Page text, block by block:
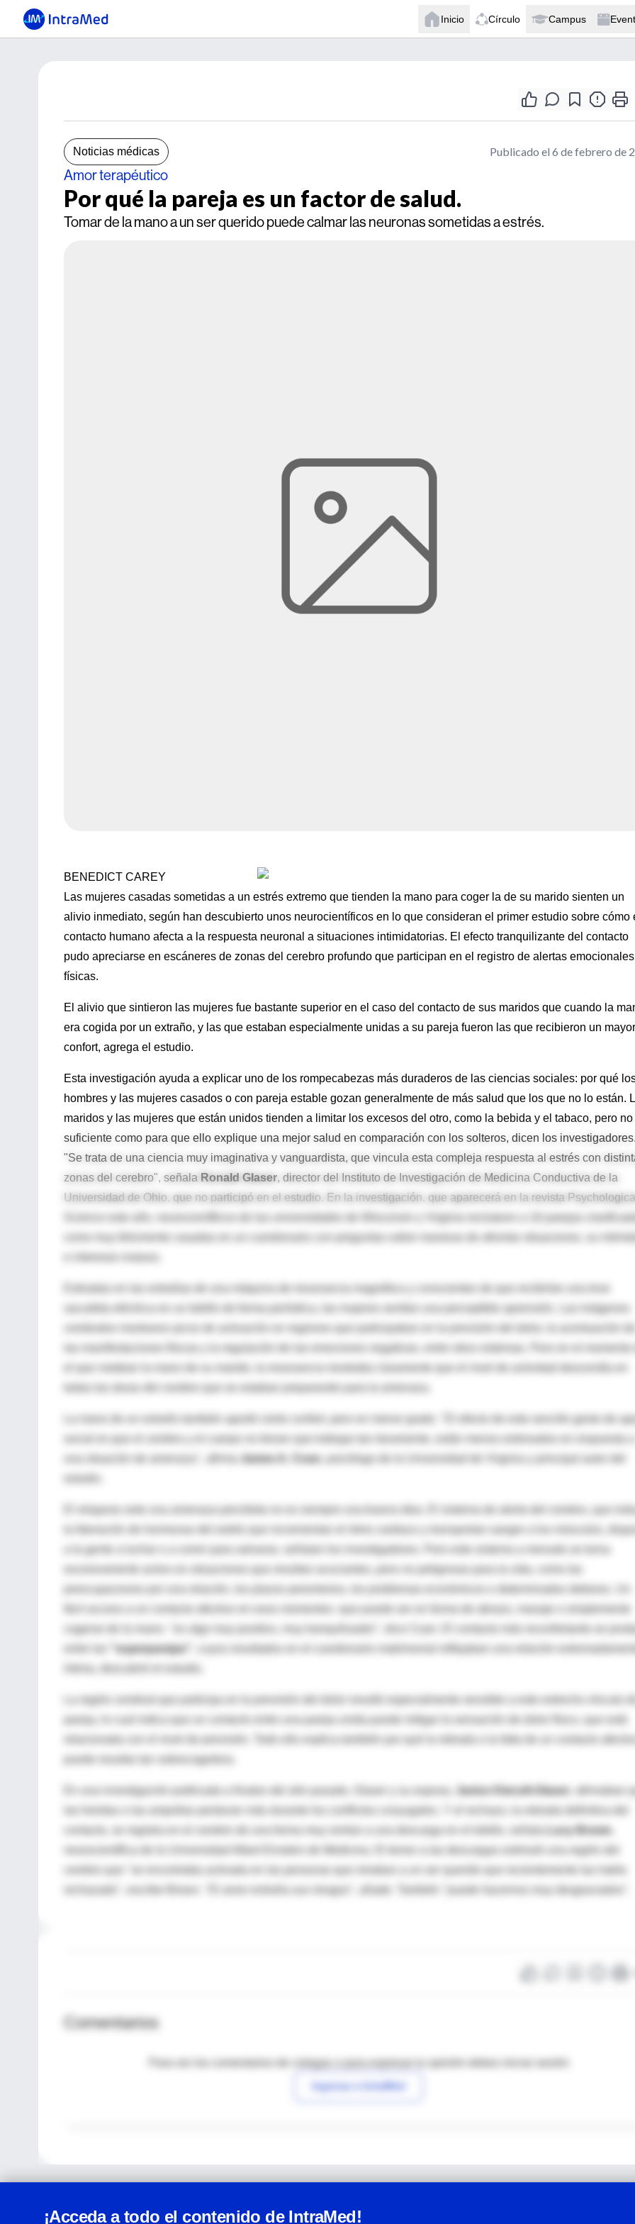
Inicio Círculo Campus
Noticias médicas Publicado el 6 de febrero de
Amor terapéutico
Por qué la pareja es un factor de salud.
Tomar de la mano a un ser querido puede calmar las neuronas sometidas a estrés.
BENEDICT CAREY
Las mujeres casadas sometidas a un estrés extremo que tienden la mano para coger la de su marido sienten un
alivio inmediato, según han descubierto unos neurocientíficos en lo que consideran el primer estudio sobre cómo
contacto humano afecta a la respuesta neuronal a situaciones intimidatorias. El efecto tranquilizante del contacto
pudo apreciarse en escáneres de zonas del cerebro profundo que participan en el registro de alertas
físicas.
El alivio que sintieron las mujeres fue bastante superior en el caso del contacto de sus maridos que cuando la
era cogida por un extraño, y las que estaban especialmente unidas a su pareja fueron las que recibieron un mayor
confort, agrega el estudio.
Esta investigación ayuda a explicar uno de los rompecabezas más duraderos de las ciencias sociales: por qué
hombres y las mujeres casados o con pareja estable gozan generalmente de más salud que los que no lo están.
maridos y las mujeres que están unidos tienden a limitar los excesos del otro, como la bebida y el tabaco, pero
suficiente como para que ello explique una mejor salud en comparación con los solteros, dicen los
"Se trata de una ciencia muy imaginativa y vanguardista, que vincula esta compleja respuesta al estrés con
zonas del cerebro", señala Ronald Glaser, director del Instituto de Investigación de Medicina Conductiva de la
Universidad de Ohio, que no participó en el estudio. En la investigación, que aparecerá en la revista
Science este año, neurocientíficos de las universidades de Wisconsin y Virginia reclutaron a 16 parejas
como muy felizmente casadas en un cuestionario con preguntas sobre maneras de afrontar situaciones, su
Estiradas en las entrañas de una máquina de resonancia magnética y conscientes de que recibirían una leve
sacudida eléctrica en un tobillo de forma periódica, las mujeres sentían una perceptible aprensión. Las imágenes
cerebrales mostraron picos de activación en regiones que participaban en la previsión del dolor, la acentuación
las manifestaciones físicas y la regulación de las emociones negativas, entre otros sistemas. Pero en el momento
La mano de un extraño también aportó cierto confort, pero en menor grado. "El efecto de este sencillo gesto de
James A. Coan
, psicólogo de la Universidad de Virginia y principal autor del
la liberación de hormonas del estrés que incrementan el ritmo cardiaco y transportan sangre a los músculos,
a la gente a luchar o a correr para salvarse, señalan los investigadores. Pero este sistema a menudo se torna
excesivamente activo en situaciones que resultan acuciantes, pero no peligrosas para la vida, como las
preocupaciones por una relación, los plazos perentorios, los problemas económicos o determinados deberes. Un
fácil acceso a un contacto afectivo en esos momentos -que puede ser en forma de abrazo, masaje o simplemente
cogerse de la mano- "es algo muy positivo, muy tranquilizador", dice Coan. El contacto más reconfortante se
"superparejas"
La región cerebral que participa en la previsión del dolor resultó especialmente sensible a este estrecho vínculo
pareja, lo cual indica que un contacto entre una pareja unida puede mitigar la sensación de dolor físico, que está
puede resultar tan sobrecogedora.
En una investigación publicada a finales del año pasado, Glaser y su esposa, Janice Kiecolt-Glaser
las heridas o las ampollas perduran más durante los conflictos conyugales. Y el rechazo, la retirada definitiva del
contacto, se registra en el cerebro de una forma muy similar a una descarga en el tobillo, señala
Lucy Brown
neurocientífica de la Universidad Albert Einstein de Medicina. El temor a las descargas estimuló una región del
rechazado", escribe Brown. "El amor entraña sus riesgos", añade. También "puede hacernos muy desgraciados".
Comentarios
Para ver los comentarios de colegas o para expresar tu opinión debes iniciar sesión
Ingresar a IntraMed
¡Acceda a todo el contenido de IntraMed!